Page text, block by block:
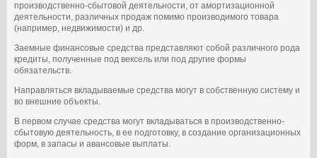
производственно-сбытовой деятельности, от амортизационной
деятельности, различных продаж помимо производимого товара
(например, недвижимости) и др.
Заемные финансовые средства представляют собой различного рода
кредиты, полученные под вексель или под другие формы
обязательств.
Направляться вкладываемые средства могут в собственную систему и
во внешние объекты.
В первом случае средства могут вкладываться в производственно-
сбытовую деятельность, в ее подготовку, в создание организационных
форм, в запасы и авансовые выплаты.